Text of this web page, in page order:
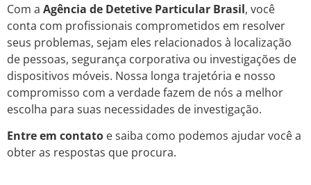
Com a Agência de Detetive Particular Brasil, você
conta com profissionais comprometidos em resolver
seus problemas, sejam eles relacionados à localização
de pessoas, segurança corporativa ou investigações de
dispositivos móveis. Nossa longa trajetória e nosso
compromisso com a verdade fazem de nós a melhor
escolha para suas necessidades de investigação.
Entre em contato e saiba como podemos ajudar você a
obter as respostas que procura.